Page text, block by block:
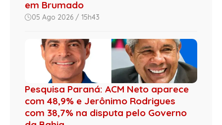
em Brumado
05 Ago 2026 / 15h43
Pesquisa Paraná: ACM Neto aparece
com 48,9% e Jerônimo Rodrigues
com 38,7% na disputa pelo Governo